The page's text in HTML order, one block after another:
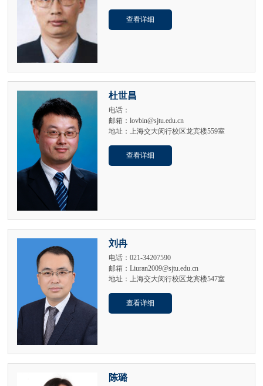
查看详细
杜世昌
电话：
邮箱：lovbin@sjtu.edu.cn
地址：上海交大闵行校区龙宾楼559室
查看详细
刘冉
电话：021-34207590
邮箱：Liuran2009@sjtu.edu.cn
地址：上海交大闵行校区龙宾楼547室
查看详细
陈璐